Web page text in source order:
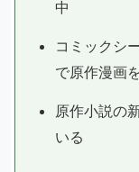
中
コミックシ
で原作漫画
原作小説の
いる